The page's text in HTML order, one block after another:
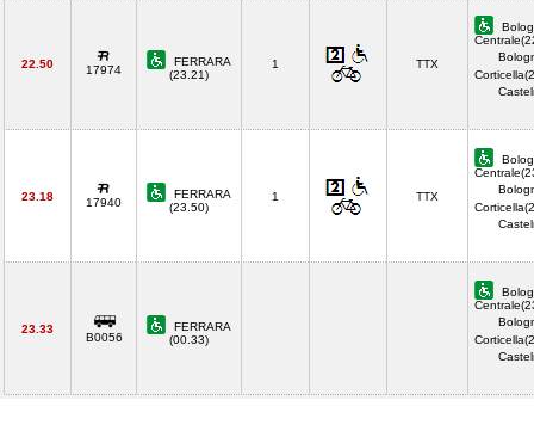
22.50 17974
FERRARA
(23.21)
1 TTX
23.18 17940
FERRARA
(23.50)
1 TTX
23.33
B0056
FERRARA
(00.33)